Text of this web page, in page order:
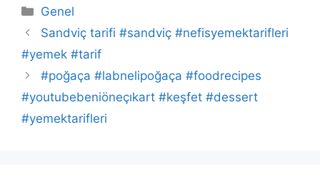
Kategoriler
Genel
Sandviç tarifi #sandviç #nefisyemektarifleri
#yemek #tarif
#poğaça #labnelipoğaça #foodrecipes
#youtubebeniöneçıkart #keşfet #dessert
#yemektarifleri